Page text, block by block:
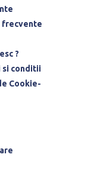
frecvente
?
si conditii
Cookie-